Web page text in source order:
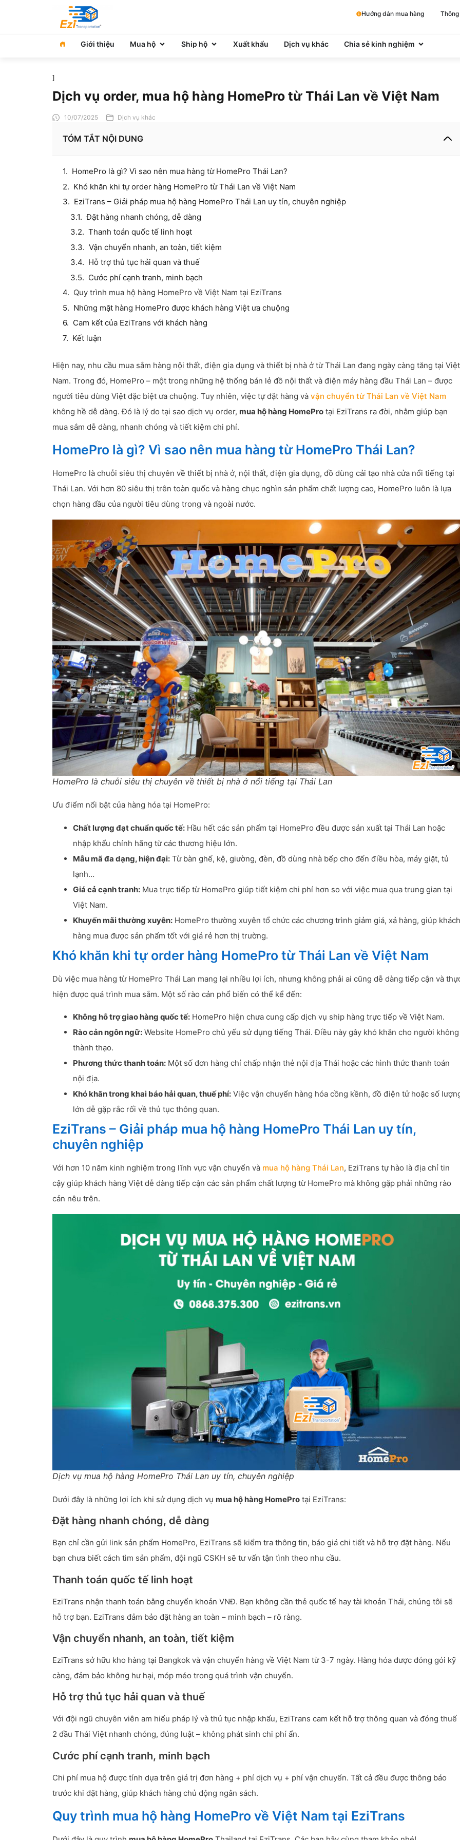
Hướng dẫn mua hàng
Giới thiệu Mua hộ Ship hộ Xuất khẩu Dịch vụ khác Chia sẻ kinh nghiệm
]
Dịch vụ order, mua hộ hàng HomePro từ Thái Lan về Việt Nam
10/07/2025 Dịch vụ khác
TÓM TẮT NỘI DUNG
HomePro là gì? Vì sao nên mua hàng từ HomePro Thái Lan?
Khó khăn khi tự order hàng HomePro từ Thái Lan về Việt Nam
EziTrans – Giải pháp mua hộ hàng HomePro Thái Lan uy tín, chuyên nghiệp
Đặt hàng nhanh chóng, dễ dàng
Thanh toán quốc tế linh hoạt
Vận chuyển nhanh, an toàn, tiết kiệm
Hỗ trợ thủ tục hải quan và thuế
Cước phí cạnh tranh, minh bạch
Quy trình mua hộ hàng HomePro về Việt Nam tại EziTrans
Những mặt hàng HomePro được khách hàng Việt ưa chuộng
Cam kết của EziTrans với khách hàng
Kết luận
Hiện nay, nhu cầu mua sắm hàng nội thất, điện gia dụng và thiết bị nhà ở từ Thái Lan đang ngày càng tăng tại Việt
Nam. Trong đó, HomePro – một trong những hệ thống bán lẻ đồ nội thất và điện máy hàng đầu Thái Lan – được
người tiêu dùng Việt đặc biệt ưa chuộng. Tuy nhiên, việc tự đặt hàng và vận chuyển từ Thái Lan về Việt Nam
không hề dễ dàng. Đó là lý do tại sao dịch vụ order, mua hộ hàng HomePro tại EziTrans ra đời, nhằm giúp bạn
mua sắm dễ dàng, nhanh chóng và tiết kiệm chi phí.
HomePro là gì? Vì sao nên mua hàng từ HomePro Thái Lan?
HomePro là chuỗi siêu thị chuyên về thiết bị nhà ở, nội thất, điện gia dụng, đồ dùng cải tạo nhà cửa nổi tiếng tại
Thái Lan. Với hơn 80 siêu thị trên toàn quốc và hàng chục nghìn sản phẩm chất lượng cao, HomePro luôn là lựa
chọn hàng đầu của người tiêu dùng trong và ngoài nước.
HomePro là chuỗi siêu thị chuyên về thiết bị nhà ở nổi tiếng tại Thái Lan
Ưu điểm nổi bật của hàng hóa tại HomePro:
Chất lượng đạt chuẩn quốc tế: Hầu hết các sản phẩm tại HomePro đều được sản xuất tại Thái Lan hoặc
nhập khẩu chính hãng từ các thương hiệu lớn.
Mẫu mã đa dạng, hiện đại: Từ bàn ghế, kệ, giường, đèn, đồ dùng nhà bếp cho đến điều hòa, máy giặt, tủ
lạnh…
Giá cả cạnh tranh: Mua trực tiếp từ HomePro giúp tiết kiệm chi phí hơn so với việc mua qua trung gian tại
Việt Nam.
Khuyến mãi thường xuyên: HomePro thường xuyên tổ chức các chương trình giảm giá, xả hàng, giúp khách
hàng mua được sản phẩm tốt với giá rẻ hơn thị trường.
Khó khăn khi tự order hàng HomePro từ Thái Lan về Việt Nam
Dù việc mua hàng từ HomePro Thái Lan mang lại nhiều lợi ích, nhưng không phải ai cũng dễ dàng tiếp cận và
hiện được quá trình mua sắm. Một số rào cản phổ biến có thể kể đến:
Không hỗ trợ giao hàng quốc tế: HomePro hiện chưa cung cấp dịch vụ ship hàng trực tiếp về Việt Nam.
Rào cản ngôn ngữ: Website HomePro chủ yếu sử dụng tiếng Thái. Điều này gây khó khăn cho người không
thành thạo.
Phương thức thanh toán: Một số đơn hàng chỉ chấp nhận thẻ nội địa Thái hoặc các hình thức thanh toán
nội địa.
Khó khăn trong khai báo hải quan, thuế phí: Việc vận chuyển hàng hóa cồng kềnh, đồ điện tử hoặc số
lớn dễ gặp rắc rối về thủ tục thông quan.
EziTrans – Giải pháp mua hộ hàng HomePro Thái Lan uy tín,
chuyên nghiệp
Với hơn 10 năm kinh nghiệm trong lĩnh vực vận chuyển và mua hộ hàng Thái Lan, EziTrans tự hào là địa chỉ tin
cậy giúp khách hàng Việt dễ dàng tiếp cận các sản phẩm chất lượng từ HomePro mà không gặp phải những rào
cản nêu trên.
Dịch vụ mua hộ hàng HomePro Thái Lan uy tín, chuyên nghiệp
Dưới đây là những lợi ích khi sử dụng dịch vụ mua hộ hàng HomePro tại EziTrans:
Đặt hàng nhanh chóng, dễ dàng
Bạn chỉ cần gửi link sản phẩm HomePro, EziTrans sẽ kiểm tra thông tin, báo giá chi tiết và hỗ trợ đặt hàng. Nếu
bạn chưa biết cách tìm sản phẩm, đội ngũ CSKH sẽ tư vấn tận tình theo nhu cầu.
Thanh toán quốc tế linh hoạt
EziTrans nhận thanh toán bằng chuyển khoản VNĐ. Bạn không cần thẻ quốc tế hay tài khoản Thái, chúng tôi sẽ
hỗ trợ bạn. EziTrans đảm bảo đặt hàng an toàn – minh bạch – rõ ràng.
Vận chuyển nhanh, an toàn, tiết kiệm
EziTrans sở hữu kho hàng tại Bangkok và vận chuyển hàng về Việt Nam từ 3-7 ngày. Hàng hóa được đóng gói kỹ
càng, đảm bảo không hư hại, móp méo trong quá trình vận chuyển.
Hỗ trợ thủ tục hải quan và thuế
Với đội ngũ chuyên viên am hiểu pháp lý và thủ tục nhập khẩu, EziTrans cam kết hỗ trợ thông quan và đóng thuế
2 đầu Thái Việt nhanh chóng, đúng luật – không phát sinh chi phí ẩn.
Cước phí cạnh tranh, minh bạch
Chi phí mua hộ được tính dựa trên giá trị đơn hàng + phí dịch vụ + phí vận chuyển. Tất cả đều được thông báo
trước khi đặt hàng, giúp khách hàng chủ động ngân sách.
Quy trình mua hộ hàng HomePro về Việt Nam tại EziTrans